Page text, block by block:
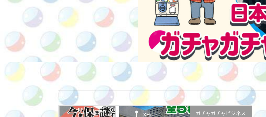
ガチャガチャビジネス